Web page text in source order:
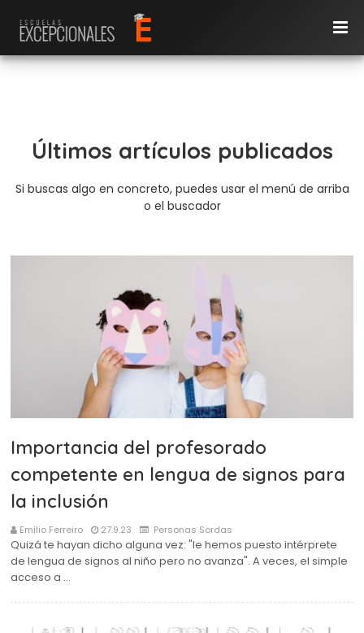
Últimos artículos publicados
Si buscas algo en concreto, puedes usar el menú de arriba
o el buscador
Importancia del profesorado
competente en lengua de signos para
la inclusión
Emilio Ferreiro 27.9.23 Personas Sordas
Quizá te hayan dicho alguna vez: "le hemos puesto intérprete
de lengua de signos al niño pero no avanza". A veces, el simple
acceso a …